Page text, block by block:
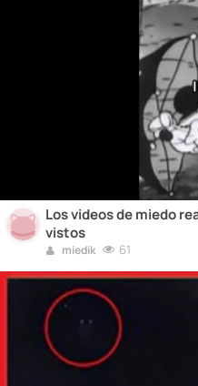
Los videos de miedo
vistos
miedik 61